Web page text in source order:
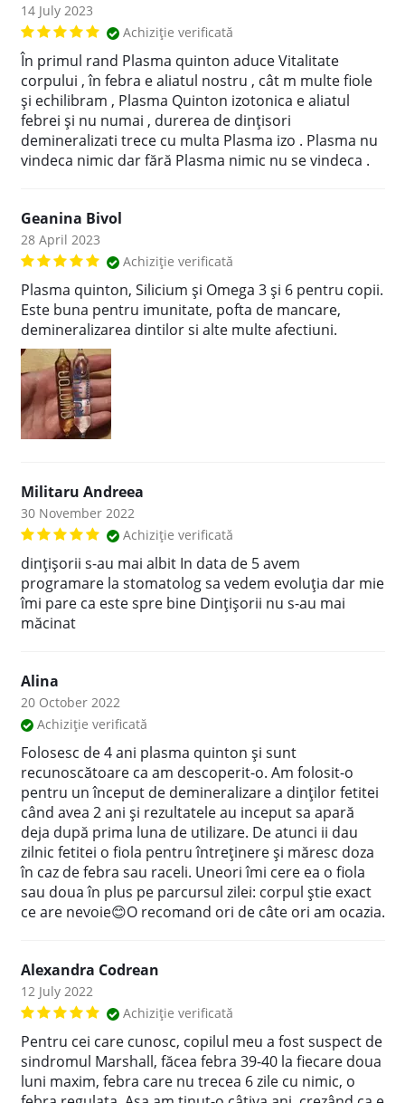
14 July 2023
Achiziție verificată
În primul rand Plasma quinton aduce Vitalitate
corpului , în febra e aliatul nostru , cât m multe fiole
și echilibram , Plasma Quinton izotonica e aliatul
febrei și nu numai , durerea de dințisori
demineralizati trece cu multa Plasma izo . Plasma nu
vindeca nimic dar fără Plasma nimic nu se vindeca .
Geanina Bivol
28 April 2023
Achiziție verificată
Plasma quinton, Silicium și Omega 3 și 6 pentru copii.
Este buna pentru imunitate, pofta de mancare,
demineralizarea dintilor si alte multe afectiuni.
Militaru Andreea
30 November 2022
Achiziție verificată
dințișorii s-au mai albit In data de 5 avem
programare la stomatolog sa vedem evoluția dar mie
îmi pare ca este spre bine Dințișorii nu s-au mai
măcinat
Alina
20 October 2022
Achiziție verificată
Folosesc de 4 ani plasma quinton și sunt
recunoscătoare ca am descoperit-o. Am folosit-o
pentru un început de demineralizare a dinților fetitei
când avea 2 ani și rezultatele au inceput sa apară
deja după prima luna de utilizare. De atunci ii dau
zilnic fetitei o fiola pentru întreținere și măresc doza
în caz de febra sau raceli. Uneori îmi cere ea o fiola
sau doua în plus pe parcursul zilei: corpul știe exact
ce are nevoie😊O recomand ori de câte ori am ocazia.
Alexandra Codrean
12 July 2022
Achiziție verificată
Pentru cei care cunosc, copilul meu a fost suspect de
sindromul Marshall, făcea febra 39-40 la fiecare doua
luni maxim, febra care nu trecea 6 zile cu nimic, o